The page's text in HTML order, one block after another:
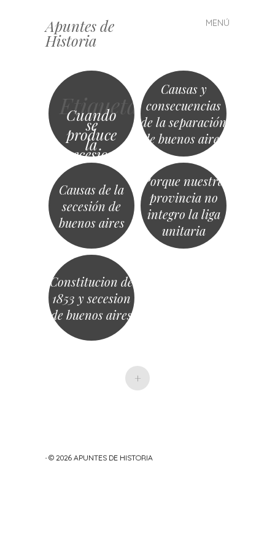
Apuntes de
Historia
MENÚ
Saltar
al
Etiqueta
Cuando
se
produce
la
secesion
en buenos
Causas y
consecuencias
de la separación
de buenos aires
Causas de la
secesión de
buenos aires
Porque nuestra
provincia no
integro la liga
unitaria
Constitucion de
1853 y secesion
de buenos aires
+
· © 2026 APUNTES DE HISTORIA